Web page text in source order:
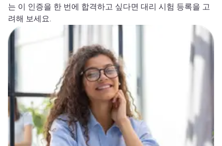
는 이 인증을 한 번에 합격하고 싶다면 대리 시험 등록을 고
려해 보세요.